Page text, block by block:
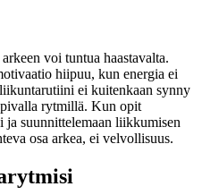
voi tuntua haastavalta.
hiipuu, kun energia ei
ei kuitenkaan synny
rytmillä. Kun opit
ja suunnittelemaan liikkumisen
osa arkea, ei velvollisuus.